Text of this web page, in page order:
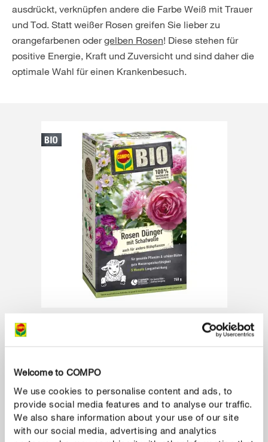
Welcome to COMPO
We use cookies to personalise content and ads, to
provide social media features and to analyse our traffic.
We also share information about your use of our site
with our social media, advertising and analytics
ausdrückt, verknüpfen andere die Farbe Weiß mit Trauer
und Tod. Statt weißer Rosen greifen Sie lieber zu
orangefarbenen odergelben Rosen! Diese stehen für
positive Energie, Kraft und Zuversicht und sind daher die
optimale Wahl für einen Krankenbesuch.
Dünger & Blattpflege
Mit der richtigen Pflege können Sie über Jahre Ihre
Freude an der hübschen Blume haben: Der COMPO BIO
Rosen Dünger mit Schafwolle versorgt Ihre Rose mit